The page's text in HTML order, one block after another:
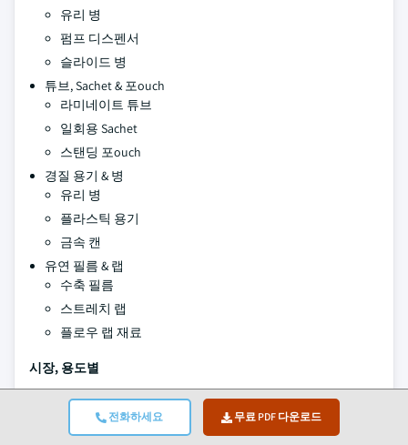
전화하세요 무료 PDF 다운로드
유리 병
펌프 디스펜서
슬라이드 병
튜브, Sachet & 포ouch
라미네이트 튜브
일회용 Sachet
스탠딩 포ouch
경질 용기 & 병
유리 병
플라스틱 용기
금속 캔
유연 필름 & 랩
수축 필름
스트레치 랩
플로우 랩 재료
시장, 용도별
스킨케어 제품
페이스 크림 & 로션